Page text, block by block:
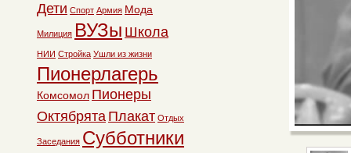
Дети Спорт Армия Мода
Милиция ВУЗы Школа
НИИ Стройка Ушли из жизни
Пионерлагерь
Комсомол Пионеры
Октябрята Плакат Отдых
Заседания Субботники